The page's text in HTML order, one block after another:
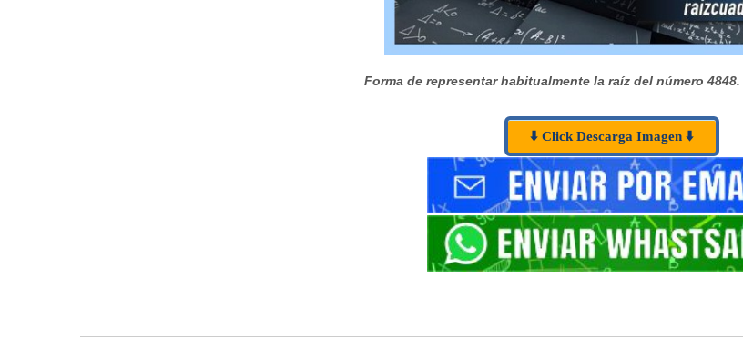
Forma de representar habitualmente la raíz del número 4848.
⬇️ Click Descarga Imagen ⬇️